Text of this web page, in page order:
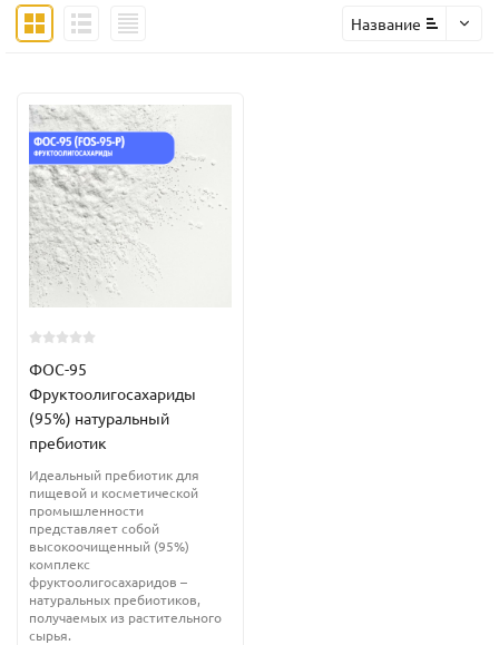
Название
ФОС-95
Фруктоолигосахариды
(95%) натуральный
пребиотик
Идеальный пребиотик для
пищевой и косметической
промышленности
представляет собой
высокоочищенный (95%)
комплекс
фруктоолигосахаридов –
натуральных пребиотиков,
получаемых из растительного
сырья.